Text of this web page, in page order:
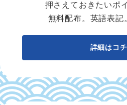
押さえておきたいポ
無料配布。英語表記
詳細はコ